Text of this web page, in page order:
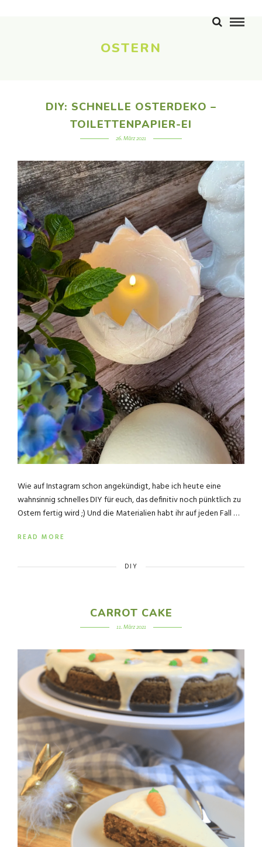
OSTERN
DIY: SCHNELLE OSTERDEKO –
TOILETTENPAPIER-EI
26. März 2021
Wie auf Instagram schon angekündigt, habe ich heute eine
wahnsinnig schnelles DIY für euch, das definitiv noch pünktlich zu
Ostern fertig wird ;) Und die Materialien habt ihr auf jeden Fall …
READ MORE
DIY
CARROT CAKE
11. März 2021